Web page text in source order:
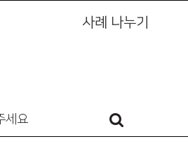
사례 나누기